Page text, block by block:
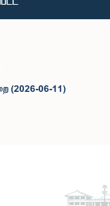
(2026-06-11)